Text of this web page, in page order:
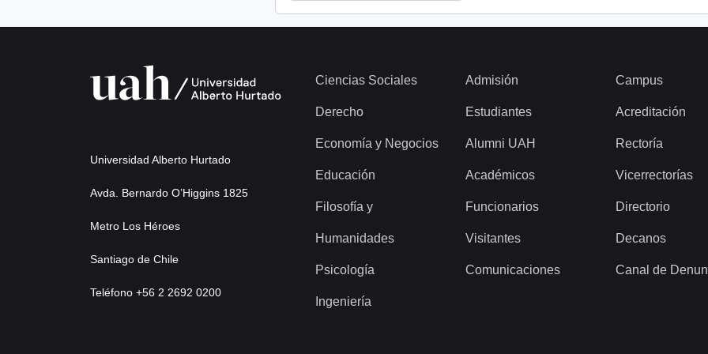
Universidad Alberto Hurtado
Avda. Bernardo O’Higgins 1825
Metro Los Héroes
Santiago de Chile
Teléfono +56 2 2692 0200
Ciencias Sociales
Derecho
Economía y Negocios
Educación
Filosofía y
Humanidades
Psicología
Ingeniería
Admisión
Estudiantes
Alumni UAH
Académicos
Funcionarios
Visitantes
Comunicaciones
Campus
Acreditación
Rectoría
Vicerrectorías
Directorio
Decanos
Canal de